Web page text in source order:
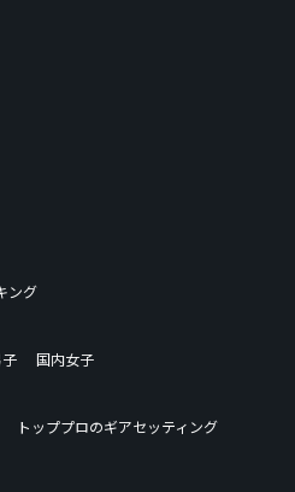
ング
国内女子
トッププロのギアセッティング